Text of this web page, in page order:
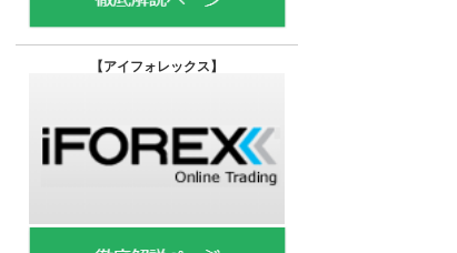
【アイフォレックス】